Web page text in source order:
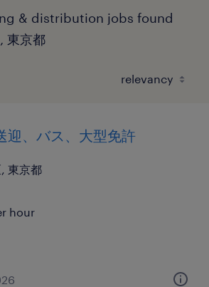
& distribution jobs found
東京都
迎、バス、大型免許
東京都
hour